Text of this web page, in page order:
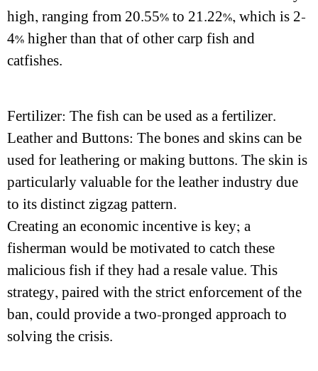
high, ranging from 20.55% to 21.22%, which is 2-
4% higher than that of other carp fish and
catfishes.
Fertilizer: The fish can be used as a fertilizer.
Leather and Buttons: The bones and skins can be
used for leathering or making buttons. The skin is
particularly valuable for the leather industry due
to its distinct zigzag pattern.
Creating an economic incentive is key; a
fisherman would be motivated to catch these
malicious fish if they had a resale value. This
strategy, paired with the strict enforcement of the
ban, could provide a two-pronged approach to
solving the crisis.